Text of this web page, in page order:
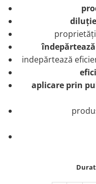
Curăţare
Textile
Plastice
Piele
Tratamente şi Întreţinere
Plastice
diluție
indepărtează
aplicare prin